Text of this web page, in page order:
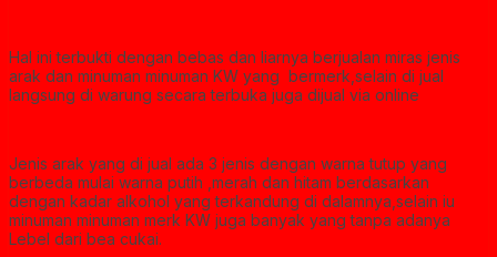
‎Hal ini terbukti dengan bebas dan liarnya berjualan miras jenis
arak dan minuman minuman KW yang bermerk,selain di jual
langsung di warung secara terbuka juga dijual via online
‎Jenis arak yang di jual ada 3 jenis dengan warna tutup yang
berbeda mulai warna putih ,merah dan hitam berdasarkan
dengan kadar alkohol yang terkandung di dalamnya,selain iu
minuman minuman merk KW juga banyak yang tanpa adanya
Lebel dari bea cukai.